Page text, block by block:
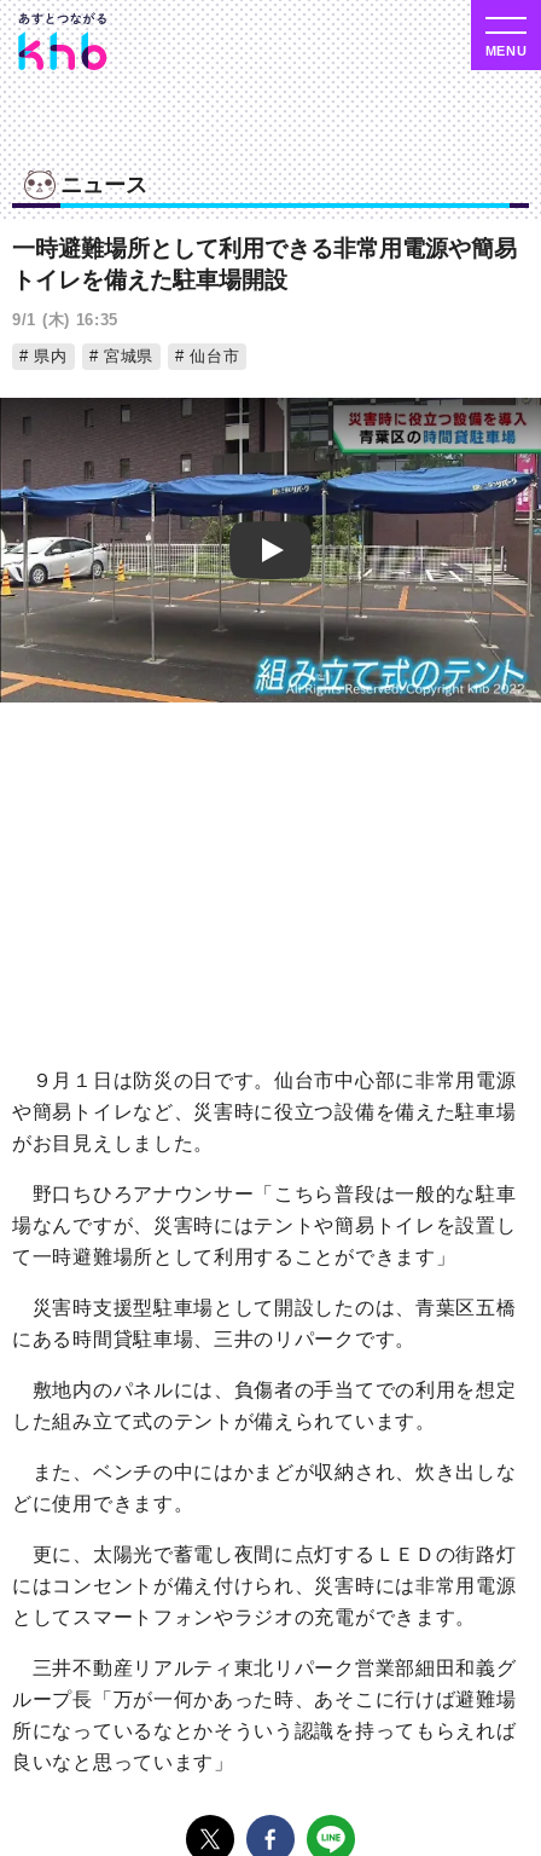
ニュース
一時避難場所として利用できる非常用電源や簡易
トイレを備えた駐車場開設
9/1 (木) 16:35
県内
宮城県 仙台市
Play
９月１日は防災の日です。仙台市中心部に非常用電源
や簡易トイレなど、災害時に役立つ設備を備えた駐車場
がお目見えしました。
野口ちひろアナウンサー「こちら普段は一般的な駐車
場なんですが、災害時にはテントや簡易トイレを設置し
て一時避難場所として利用することができます」
災害時支援型駐車場として開設したのは、青葉区五橋
にある時間貸駐車場、三井のリパークです。
敷地内のパネルには、負傷者の手当てでの利用を想定
した組み立て式のテントが備えられています。
また、ベンチの中にはかまどが収納され、炊き出しな
どに使用できます。
更に、太陽光で蓄電し夜間に点灯するＬＥＤの街路灯
にはコンセントが備え付けられ、災害時には非常用電源
としてスマートフォンやラジオの充電ができます。
三井不動産リアルティ東北リパーク営業部細田和義グ
ループ長「万が一何かあった時、あそこに行けば避難場
所になっているなとかそういう認識を持ってもらえれば
良いなと思っています」